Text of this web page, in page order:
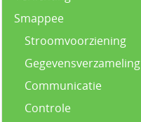
Smappee
Stroomvoorziening
Gegevensverzameling
Communicatie
Controle